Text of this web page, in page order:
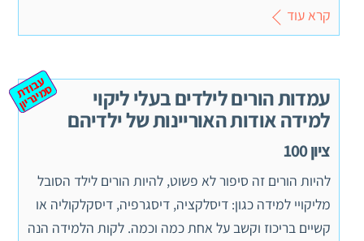
קרא עוד
עמדות הורים לילדים בעלי ליקוי
למידה אודות האוריינות של ילדיהם
ציון 100
ע
ב
וד
ת
ס
מ
ינ
ר
יון
להיות הורים זה סיפור לא פשוט, להיות הורים לילד הסובל
מליקויי למידה כגון: דיסלקציה, דיסגרפיה, דיסקלקוליה או
קשיים בריכוז וקשב על אחת כמה וכמה. לקות הלמידה הנה